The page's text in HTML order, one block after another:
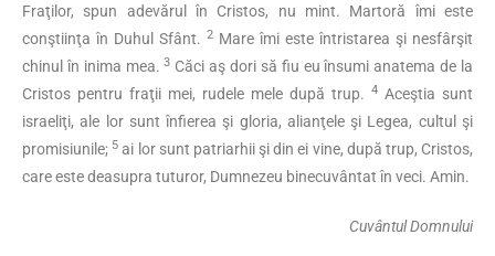
Fraţilor, spun adevărul în Cristos, nu mint. Martoră îmi este
conştiinţa în Duhul Sfânt. 2 Mare îmi este întristarea şi nesfârşit
chinul în inima mea.3 Căci aş dori să fiu eu însumi anatema de la
Cristos pentru fraţii mei, rudele mele după trup.
4 Aceştia sunt
israeliţi, ale lor sunt înfierea şi gloria, alianţele şi Legea, cultul şi
promisiunile; 5 ai lor sunt patriarhii şi din ei vine, după trup, Cristos,
care este deasupra tuturor, Dumnezeu binecuvântat în veci. Amin.
Cuvântul Domnului